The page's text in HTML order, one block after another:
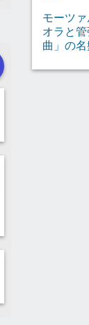
モーツ
オラと
曲」の